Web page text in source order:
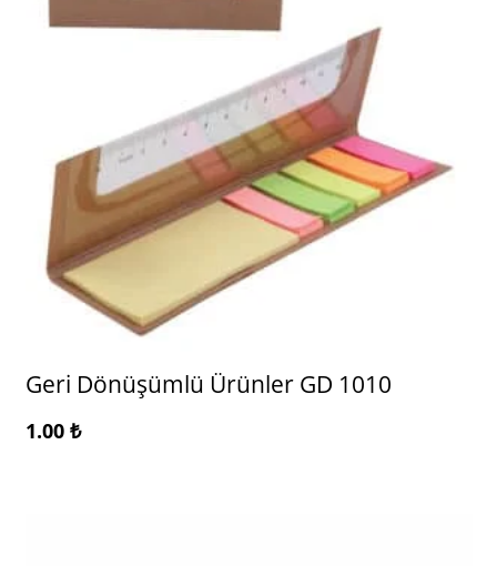
Geri Dönüşümlü Ürünler GD 1010
1.00 ₺